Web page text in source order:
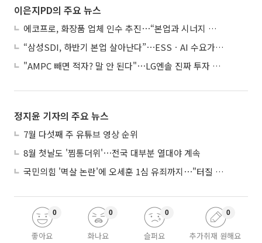
이은지PD의 주요 뉴스
에코프로, 화장품 업체 인수 추진⋯“본업과 시너지 부족”
“삼성SDI, 하반기 본업 살아난다”⋯ESSㆍAI 수요가 견인
"AMPC 빼면 적자? 말 안 된다"⋯LG엔솔 진짜 투자 포인트는
정지윤 기자의 주요 뉴스
7월 다섯째 주 유튜브 영상 순위
8월 첫날도 '찜통더위'⋯전국 대부분 열대야 계속
국민의힘 '멱살 논란'에 오세훈 1심 유죄까지⋯"터질 게 터졌다"
좋아요
0
화나요
0
슬퍼요
0
추가취재 원해요
0